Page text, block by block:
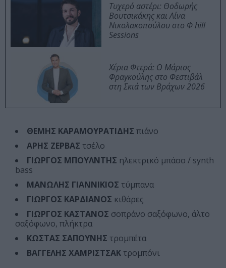
Τυχερό αστέρι: Θοδωρής
Βουτσικάκης και Λίνα
Νικολακοπούλου στο Φ hill
Sessions
Χέρια Φτερά: Ο Μάριος
Φραγκούλης στο Φεστιβάλ
στη Σκιά των Βράχων 2026
ΘΕΜΗΣ ΚΑΡΑΜΟΥΡΑΤΙΔΗΣ πιάνο
ΑΡΗΣ ΖΕΡΒΑΣ τσέλο
ΓΙΩΡΓΟΣ ΜΠΟΥΛΝΤΗΣ ηλεκτρικό μπάσο / synth
bass
ΜΑΝΩΛΗΣ ΓΙΑΝΝΙΚΙΟΣ τύμπανα
ΓΙΩΡΓΟΣ ΚΑΡΔΙΑΝΟΣ κιθάρες
ΓΙΩΡΓΟΣ ΚΑΣΤΑΝΟΣ σοπράνο σαξόφωνο, άλτο
σαξόφωνο, πλήκτρα
ΚΩΣΤΑΣ ΣΑΠΟΥΝΗΣ τρομπέτα
ΒΑΓΓΕΛΗΣ ΧΑΜΡΙΣΤΣΑΚ τρομπόνι